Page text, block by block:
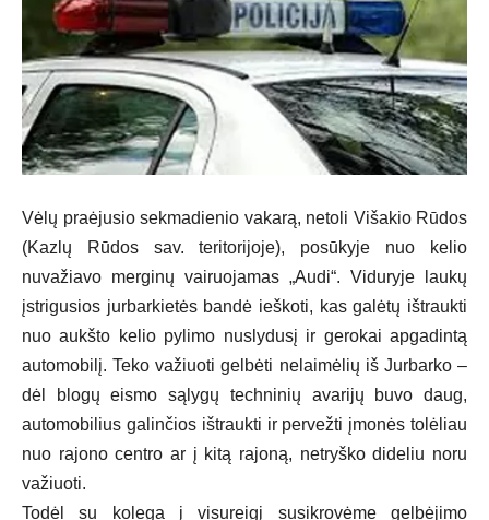
Vėlų praėjusio sekmadienio vakarą, netoli Višakio Rūdos
(Kazlų Rūdos sav. teritorijoje), posūkyje nuo kelio
nuvažiavo merginų vairuojamas „Audi“. Viduryje laukų
įstrigusios jurbarkietės bandė ieškoti, kas galėtų ištraukti
nuo aukšto kelio pylimo nuslydusį ir gerokai apgadintą
automobilį. Teko važiuoti gelbėti nelaimėlių iš Jurbarko –
dėl blogų eismo sąlygų techninių avarijų buvo daug,
automobilius galinčios ištraukti ir pervežti įmonės tolėliau
nuo rajono centro ar į kitą rajoną, netryško dideliu noru
važiuoti.
Todėl su kolega į visureigį susikrovėme gelbėjimo